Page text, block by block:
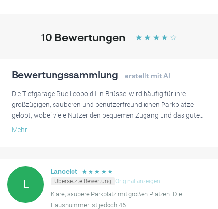
10 Bewertungen ☆ ☆ ☆ ☆ ☆
Bewertungssammlung erstellt mit AI
Die Tiefgarage Rue Leopold I in Brüssel wird häufig für ihre
großzügigen, sauberen und benutzerfreundlichen Parkplätze
gelobt, wobei viele Nutzer den bequemen Zugang und das gute
Preis-Leistungs-Verhältnis schätzen. Die Lage wird oft als sicher
Allerdings haben einige Fahrer Schwierigkeiten gemeldet, die
genaue Adresse zu finden, und es gab gelegentlich Probleme
beim Zugang. Trotz dieser gelegentlichen Hürden bietet das
Parkhaus, wenn es zugänglich ist, eine zufriedenstellende und
Mehr
L
Lancelot ☆ ☆ ☆ ☆ ☆
Übersetzte Bewertung
Original anzeigen
Klare, saubere Parkplatz mit großen Plätzen. Die
Hausnummer ist jedoch 46.